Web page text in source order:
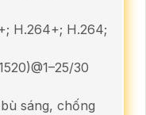
H.264+; H.264;
30
sáng, chống